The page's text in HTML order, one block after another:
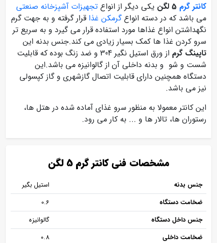
کانتر گرم
یکی دیگر از انواع تجهیزات آشپزخانه صنعتی
می باشد که در دسته انواعگرمکن غذا قرار گرفته و به جهت گرم
نگهداشتن انواع غذاها مورد استفاده قرار می گیرد و به سریع تر
سرو کردن غذا ها کمک بسیار زیادی می کند.جنس بدنه این
تاپینگ گرم
از ورق استيل نگیر 304 و ضد زنگ بوده که قابلیت
شست و شو و بدنه داخلی آن از گالوانیزه می باشد.این
دستگاه همچنین دارای قابلیت اتصال گازشهری و گاز کپسولی
نیز می باشد.
این کانتر معمولا به منظور سرو غذای آماده شده در هتل ها،
رستوران ها، تالار ها و ... به کار می رود.
مشخصات فنی کانتر گرم 5 لگن
جنس بدنه
استیل بگیر
ضخامت دستگاه
0.6
جنس داخل دستگاه
گالوانیزه
ضخامت داخلی
0.8